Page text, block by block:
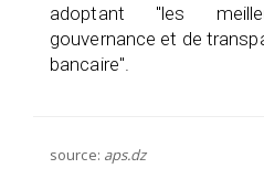
adoptant "les
gouvernance et de
bancaire".
source: aps.dz